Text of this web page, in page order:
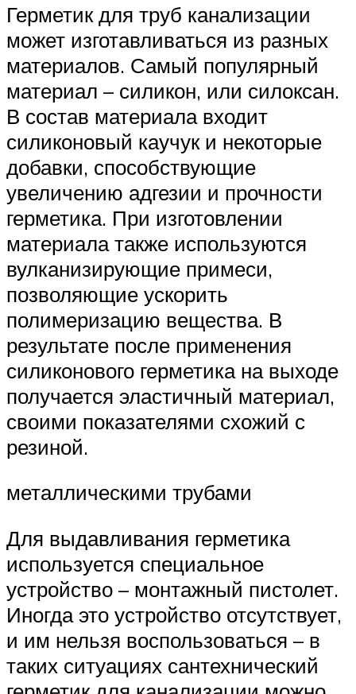
Герметик для труб канализации
может изготавливаться из разных
материалов. Самый популярный
материал – силикон, или силоксан.
В состав материала входит
силиконовый каучук и некоторые
добавки, способствующие
увеличению адгезии и прочности
герметика. При изготовлении
материала также используются
вулканизирующие примеси,
позволяющие ускорить
полимеризацию вещества. В
результате после применения
силиконового герметика на выходе
получается эластичный материал,
своими показателями схожий с
резиной.
металлическими трубами
Для выдавливания герметика
используется специальное
устройство – монтажный пистолет.
Иногда это устройство отсутствует,
и им нельзя воспользоваться – в
таких ситуациях сантехнический